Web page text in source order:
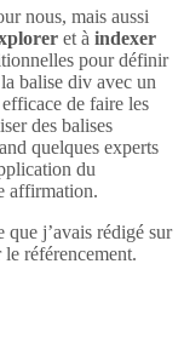
nous, mais aussi
et à indexer
pour définir
balise div avec un
de faire les
des balises
quelques experts
du
affirmation.
que j’avais rédigé sur
référencement.